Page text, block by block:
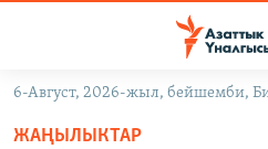
Навигацияга
өтүңүз
6-Август, 2026-жыл, бейшемби,
ЖАҢЫЛЫКТАР